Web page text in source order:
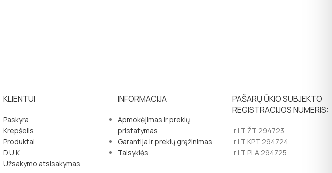
KLIENTUI
Paskyra
Krepšelis
Produktai
D.U.K
Užsakymo atsisakymas
INFORMACIJA
Apmokėjimas ir prekių
pristatymas
Garantija ir prekių grąžinimas
Taisyklės
PAŠARŲ ŪKIO SUBJEKTO
REGISTRACIJOS NUMERIS:
r LT ŽT 294723
r LT KPT 294724
r LT PLA 294725